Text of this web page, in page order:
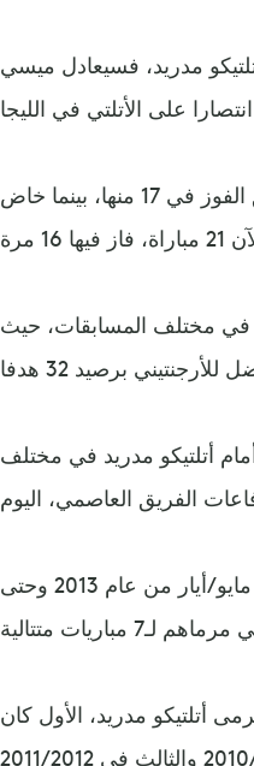
مدريد، فسيعادل ميسي
وخاض راؤول سابقًا 27 مباراة أمام أتلتيكو مدريد، بالليجا، حقق الفوز في 17 منها، بينما خاض
في مختلف المسابقات، حيث
ليونيل ميسي خاض سابقًا 36 مباراة أمام أتلتيكو مدريد في مختلف
وكانت أكثر فترة جفاف تهديفي لميسي أمام الروخيبلانكوس، بين مايو/أيار من عام 2013 وحتى
أن يسجل الهاتريك 3 مرات في مرمى أتلتيكو مدريد، الأول كان